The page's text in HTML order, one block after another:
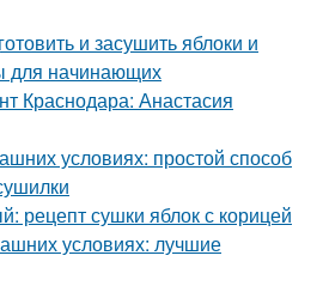
и засушить яблоки и
для начинающих
Краснодара: Анастасия
условиях: простой способ
рецепт сушки яблок с корицей
условиях: лучшие